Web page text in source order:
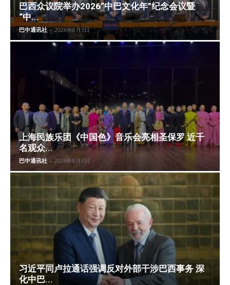
巴西众议院举办2026“中巴文化年”纪念会议暨
“中...
巴中通讯社 - 2026年8月3日
上海民族乐团《中国色》音乐会亮相圣保罗 近千
名观众...
巴中通讯社 - 2026年8月1日
习近平同卢拉通话强调反对外部干涉巴西事务 深
化中巴...